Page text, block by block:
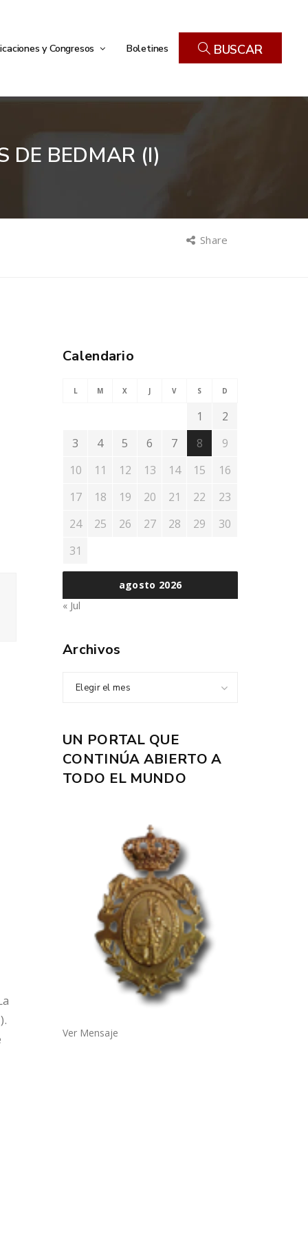
y Congresos Boletines BUSCAR
DE BEDMAR (I)
Share
Calendario
agosto 2026
L M X J V S D
1
2
3
4 5 6 7 8
9
10
11 12 13 14 15
16
17
18 19 20 21 22
23
24
25 26 27 28 29
30
31
« Jul
Archivos
Elegir el mes
UN PORTAL QUE
CONTINÚA ABIERTO A
TODO EL MUNDO
Ver Mensaje